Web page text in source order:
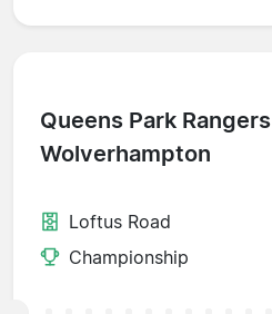
Queens Park Rangers
Wolverhampton
Loftus Road
Championship